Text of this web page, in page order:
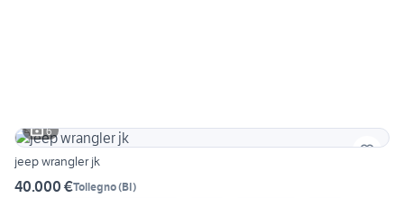
6
jeep wrangler jk
40.000 €Tollegno(BI)